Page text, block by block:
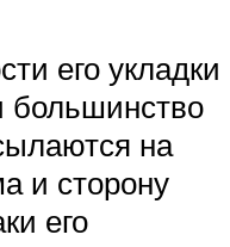
его укладки
большинство
на
и сторону
его